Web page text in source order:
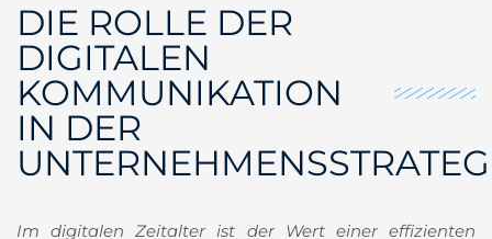
DIE ROLLE DER
DIGITALEN
KOMMUNIKATION
IN DER
Im digitalen Zeitalter ist der Wert einer effizienten